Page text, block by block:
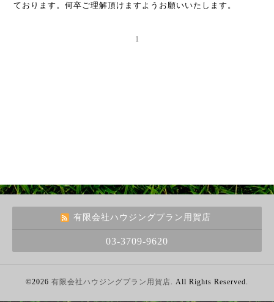
ております。何卒ご理解頂けますようお願いいたします。
1
有限会社ハウジングプラン用賀店
03-3709-9620
©2026 有限会社ハウジングプラン用賀店. All Rights Reserved.